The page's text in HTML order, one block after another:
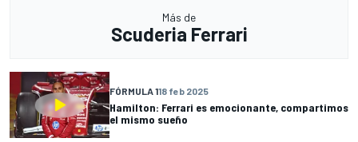
Más de
Scuderia Ferrari
FÓRMULA 118 feb 2025
Hamilton: Ferrari es emocionante, compartimos
el mismo sueño